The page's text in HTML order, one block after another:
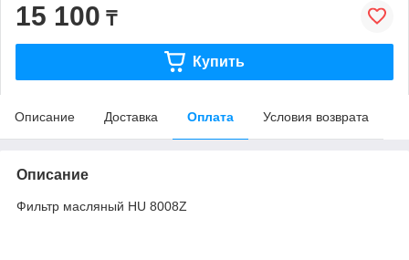
15 100 ₸
Купить
Описание Доставка Оплата Условия возврата
Описание
Фильтр масляный HU 8008Z